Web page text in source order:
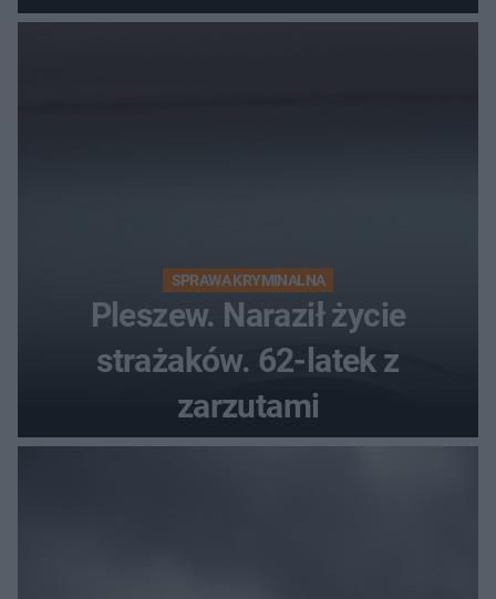
SPRAWA KRYMINALNA
Pleszew. Naraził życie
strażaków. 62-latek z
zarzutami